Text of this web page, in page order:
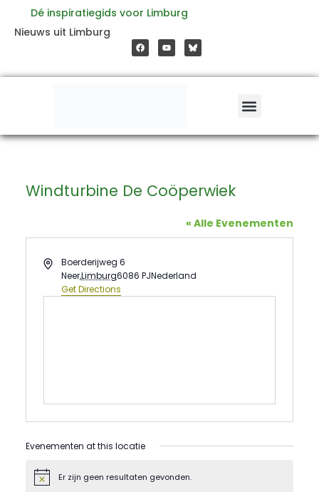
inhoud
Dé inspiratiegids voor Limburg
Nieuws uit Limburg
a
c
e
o
o
o
u
t
b
e
Windturbine De Coöperwiek
« Alle Evenementen
AddressBoerderijweg 6
Neer,Limburg6086 PJNederland
Get Directions
Evenementen at this locatie
BerichtEr zijn geen resultaten gevonden.